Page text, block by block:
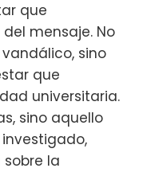
que
mensaje. No
sino
que
universitaria.
sino aquello
la